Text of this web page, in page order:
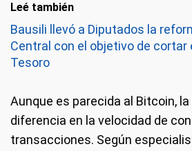
Leé también
Bausili llevó a Diputados la
Central con el objetivo de cortar
Tesoro
Aunque es parecida al Bitcoin,
diferencia en la velocidad de
transacciones. Según